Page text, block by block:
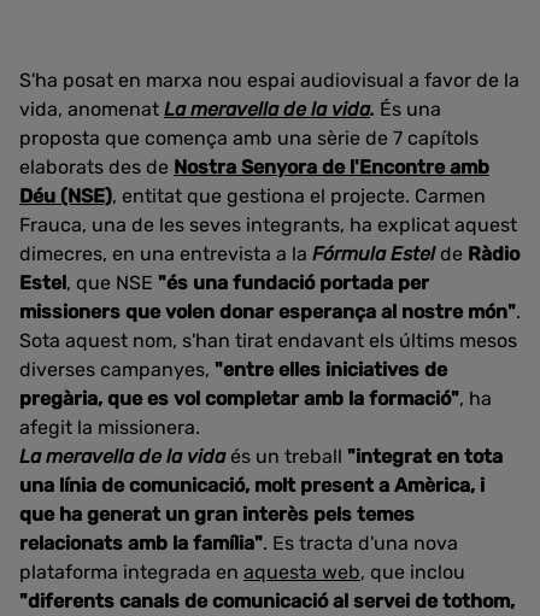
S'ha posat en marxa nou espai audiovisual a favor de la
vida, anomenat La meravella de la vida. És una
proposta que comença amb una sèrie de 7 capítols
elaborats des de Nostra Senyora de l'Encontre amb
Déu (NSE), entitat que gestiona el projecte. Carmen
Frauca, una de les seves integrants, ha explicat aquest
dimecres, en una entrevista a la Fórmula Estelde Ràdio
Estel, que NSE "és una fundació portada per
missioners que volen donar esperança al nostre món".
Sota aquest nom, s'han tirat endavant els últims mesos
diverses campanyes, "entre elles iniciatives de
pregària, que es vol completar amb la formació", ha
afegit la missionera.
La meravella de la vidaés un treball "integrat en tota
una línia de comunicació, molt present a Amèrica, i
que ha generat un gran interès pels temes
relacionats amb la família". Es tracta d'una nova
plataforma integrada en aquesta web, que inclou
"diferents canals de comunicació al servei de tothom,